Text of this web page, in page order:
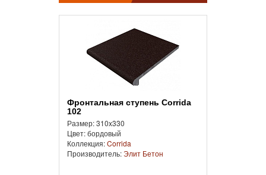
Фронтальная cтупень Corrida
102
Размер: 310x330
Цвет: бордовый
Коллекция:Corrida
Производитель:Элит Бетон